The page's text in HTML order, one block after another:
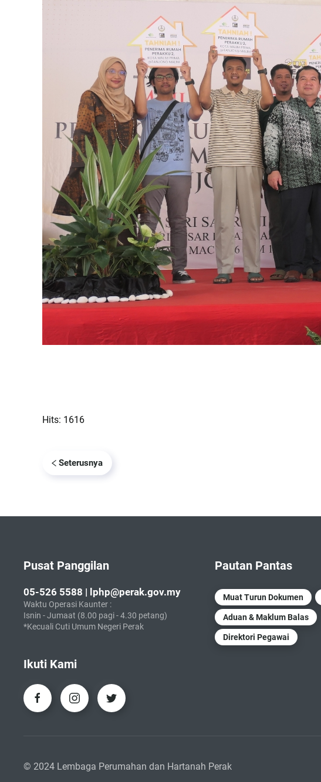
Hits: 1616
Seterusnya
Pusat Panggilan
05-526 5588 | lphp@perak.gov.my
Waktu Operasi Kaunter :
Isnin - Jumaat (8.00 pagi - 4.30 petang)
*Kecuali Cuti Umum Negeri Perak
Ikuti Kami
Pautan Pantas
Muat Turun Dokumen
Aduan & Maklum Balas
Direktori Pegawai
© 2024 Lembaga Perumahan dan Hartanah Perak